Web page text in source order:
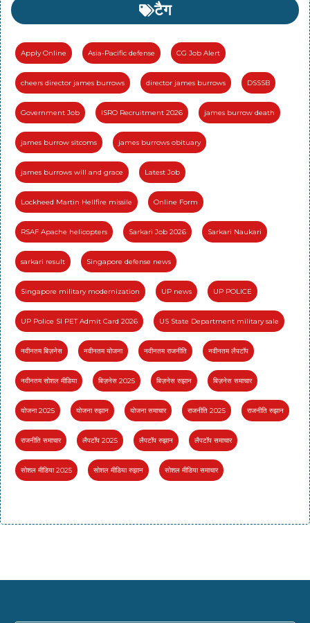
टैग
Apply Online Asia-Pacific defense CG Job Alert
cheers director james burrows director james burrows DSSSB
Government Job ISRO Recruitment 2026 james burrow death
james burrow sitcoms james burrows obituary
james burrows will and grace Latest Job
Lockheed Martin Hellfire missile Online Form
RSAF Apache helicopters Sarkari Job 2026 Sarkari Naukari
sarkari result Singapore defense news
Singapore military modernization UP news UP POLICE
UP Police SI PET Admit Card 2026 US State Department military sale
नवीनतम बिज़नेस नवीनतम योजना नवीनतम राजनीति नवीनतम लैपटॉप
नवीनतम सोशल मीडिया बिज़नेस 2025 बिज़नेस रुझान बिज़नेस समाचार
योजना 2025 योजना रुझान योजना समाचार राजनीति 2025 राजनीति रुझान
राजनीति समाचार लैपटॉप 2025 लैपटॉप रुझान लैपटॉप समाचार
सोशल मीडिया 2025 सोशल मीडिया रुझान सोशल मीडिया समाचार